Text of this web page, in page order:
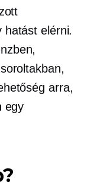
hatást elérni.
arra,
egy